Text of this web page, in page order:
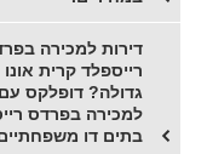
דירות למכירה
רייספלד קרית
גדולה? דופלקס
למכירה בפרדס
בתים דו